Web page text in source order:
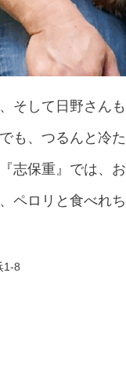
そして日野さん
も、つるんと冷
志保重』では、
ペロリと食べれち
1-8